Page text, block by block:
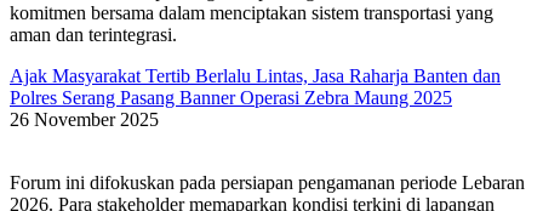
komitmen bersama dalam menciptakan sistem transportasi yang
aman dan terintegrasi.
Ajak Masyarakat Tertib Berlalu Lintas, Jasa Raharja Banten dan
Polres Serang Pasang Banner Operasi Zebra Maung 2025
26 November 2025
Forum ini difokuskan pada persiapan pengamanan periode Lebaran
2026. Para stakeholder memaparkan kondisi terkini di lapangan